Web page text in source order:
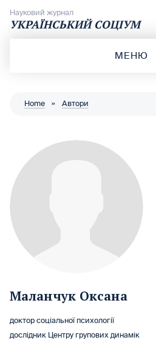
Науковий журнал
УКРАЇНСЬКИЙ СОЦІУМ
МЕНЮ
Home » Автори
Маланчук Оксана
доктор соціальної психології
дослідник Центру групових динамік